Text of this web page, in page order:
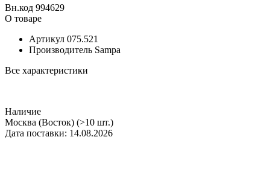
Вн.код 994629
О товаре
Артикул 075.521
Производитель Sampa
Все характеристики
Наличие
Москва (Восток) (>10 шт.)
Дата поставки: 14.08.2026